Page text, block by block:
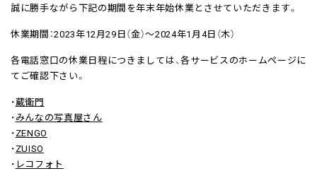
誠に勝手ながら下記の期間を年末年始休業とさせていただきます。
休業期間：2023年12月29日（金）～2024年1月4日（木）
各電話窓口の休業日程につきましては、各サービスのホームページに
てご確認下さい。
・蔵衛門
・みんなの写真屋さん
・ZENGO
・ZUISO
・ レコフォト